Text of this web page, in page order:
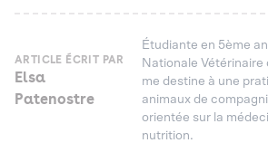
ARTICLE ÉCRIT PAR
Elsa
Patenostre
Étudiante en 5ème
Nationale
me destine à une
animaux de
orientée sur la
nutrition.